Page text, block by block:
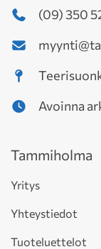
(09) 350
Avoinna
Tammiholma
Yritys
Yhteystiedot
Tuoteluettelot